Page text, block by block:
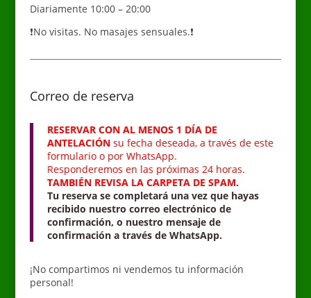
Diariamente 10:00 – 20:00
❗No visitas. No masajes sensuales.❗
Correo de reserva
RESERVAR CON AL MENOS 1 DÍA DE
ANTELACIÓNsu fecha deseada, a través de este
formulario o por WhatsApp.
Responderemos en las próximas 24 horas.
TAMBIÉN REVISA LA CARPETA DE SPAM.
Tu reserva se completará una vez que hayas
recibido nuestro correo electrónico de
confirmación, o nuestro mensaje de
confirmación a través de WhatsApp.
¡No compartimos ni vendemos tu información
personal!